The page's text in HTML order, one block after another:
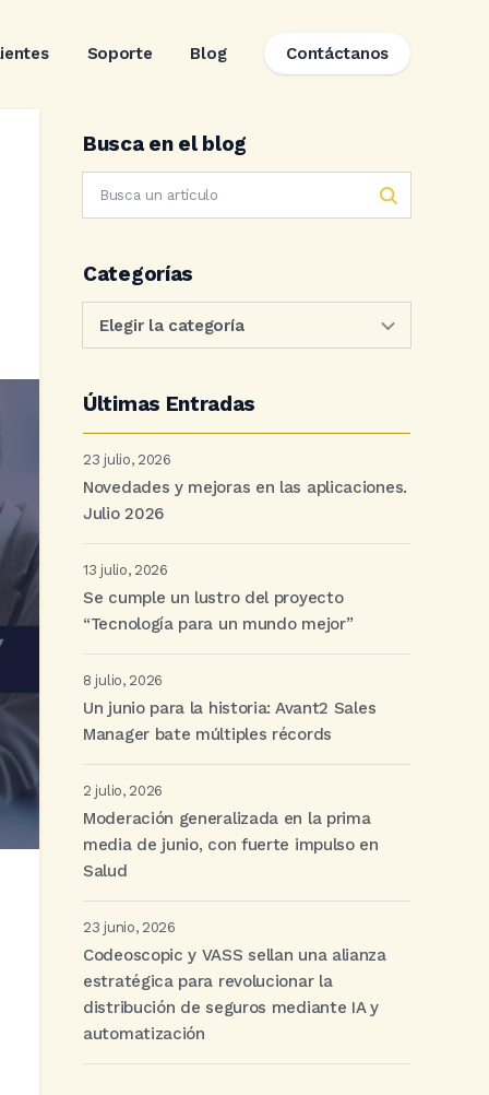
Soporte Blog Contáctanos
Busca en el blog
Categorías
Últimas Entradas
23 julio, 2026
Novedades y mejoras en las aplicaciones.
Julio 2026
13 julio, 2026
Se cumple un lustro del proyecto
“Tecnología para un mundo mejor”
8 julio, 2026
Un junio para la historia: Avant2 Sales
Manager bate múltiples récords
2 julio, 2026
Moderación generalizada en la prima
media de junio, con fuerte impulso en
Salud
23 junio, 2026
Codeoscopic y VASS sellan una alianza
estratégica para revolucionar la
distribución de seguros mediante IA y
automatización